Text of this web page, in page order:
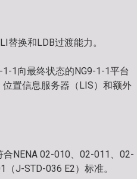
替换和LDB过渡能力。
1向最终状态的NG9-1-1平台
置信息服务器（LIS）和额外
NENA 02-010、02-011、02-
J-STD-036 E2）标准。